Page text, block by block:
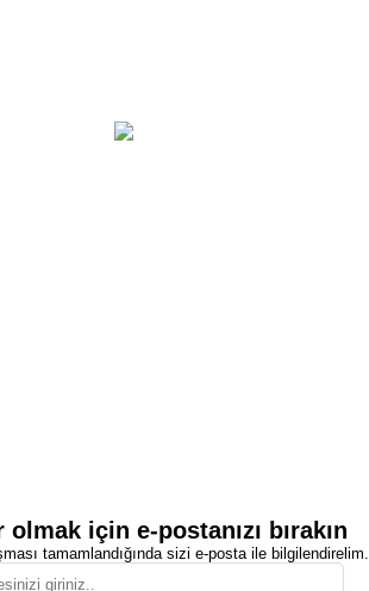
olmak için e-postanızı bırakın
tamamlandığında sizi e-posta ile bilgilendirelim.